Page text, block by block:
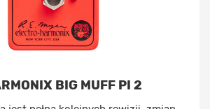
BIG MUFF PI 2